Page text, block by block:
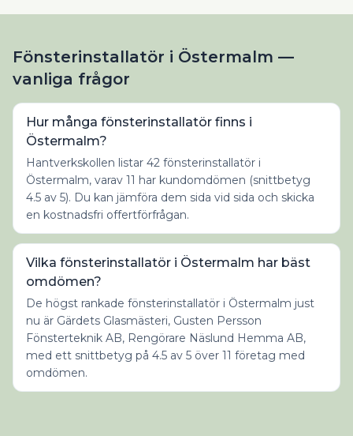
Fönsterinstallatör i Östermalm —
vanliga frågor
Hur många fönsterinstallatör finns i
Östermalm?
Hantverkskollen listar 42 fönsterinstallatör i
Östermalm, varav 11 har kundomdömen (snittbetyg
4.5 av 5). Du kan jämföra dem sida vid sida och skicka
en kostnadsfri offertförfrågan.
Vilka fönsterinstallatör i Östermalm har bäst
omdömen?
De högst rankade fönsterinstallatör i Östermalm just
nu är Gärdets Glasmästeri, Gusten Persson
Fönsterteknik AB, Rengörare Näslund Hemma AB,
med ett snittbetyg på 4.5 av 5 över 11 företag med
omdömen.